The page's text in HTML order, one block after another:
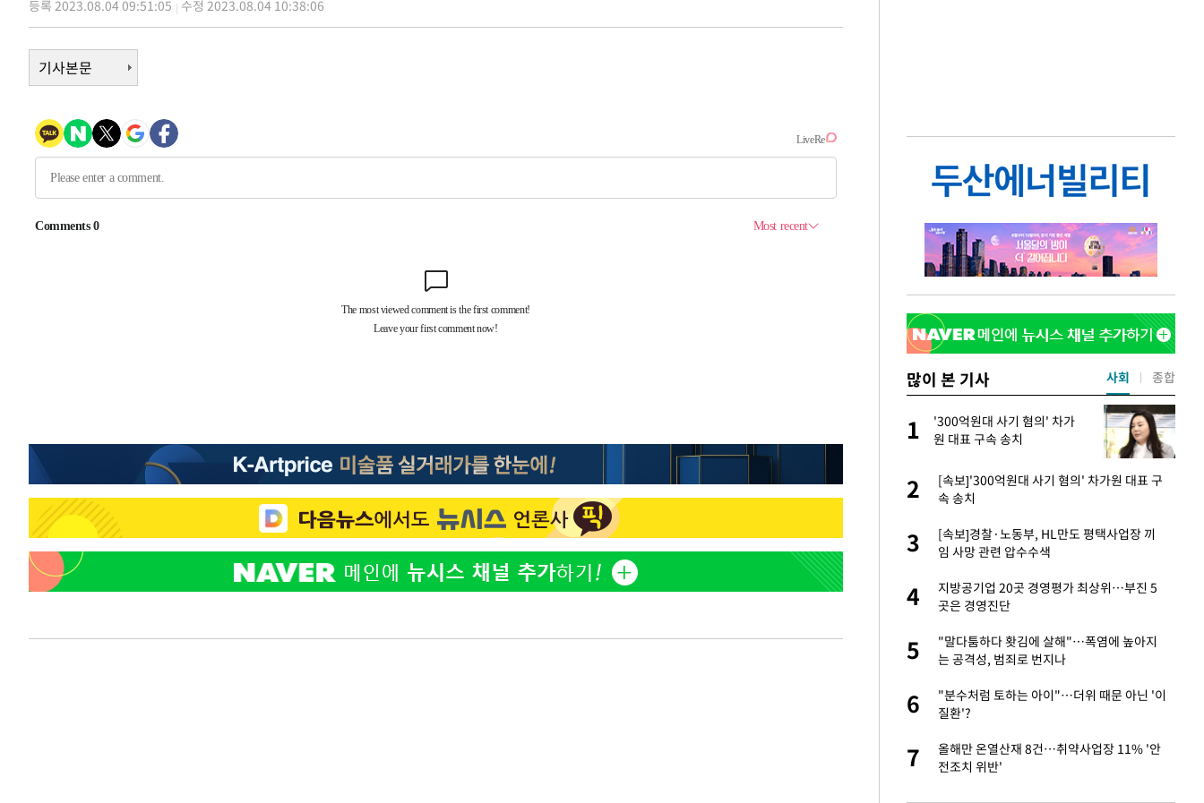
-9800초 전 >[속보]종합특검, '계엄 수용공간 확보' 신용해 前교정본부장 기소
-8673초 전 >외신들도 주목한 韓축구 파문…"국민적 공분에 수사 재개"
-8644초 전 >
11시간 압수수색에 성접대 파문까지…'쑥대밭' 된 축구협회
태 후임
-4024초 전 >[속보]국힘 윤리위, '돌려차기 발언' 진종오·서범수 징계 절차 개시
10분 전 >[속보] 7월 중국 수출 23.9%↑ 수입 27.5%↑…무역총액 25.3%↑
58분 전 >[속보]'채상병 순직 책임' 임성근, 항소심도 징역 3년
-30188초 전 >[속보]이 대통령 "부동산 공급 기존 사고방식 매달리지 말고 과감히
실천"
-29273초 전 >
[속보]이 대통령, '호우피해' 안동·의성 관할 4개 면 특별재난지역
[단독]중수청 지원 검사들, 정원 초과 시 낮은 계급 임용…희망지 못
낮 최고 37도 찜통더위…곳곳 소나기·강원 많은 비[내일날씨]
-12841초 전 >
[속보]코스피, 6200선 약보합…0.60% 내린 6258.77에 마쳐
[속보]원·달러 환율, 7.7원 내린 1416.1원 마감
-12710초 전 >[속보] 노원서 40.1도 관측…서울, 2018년 이후 첫 40도
-9800초 전 >[속보]종합특검, '계엄 수용공간 확보' 신용해 前교정본부장 기소
-8673초 전 >외신들도 주목한 韓축구 파문…"국민적 공분에 수사 재개"
-8644초 전 >
11시간 압수수색에 성접대 파문까지…'쑥대밭' 된 축구협회
등록 2023.08.04 09:51:05 수정 2023.08.04 10:38:06
기사본문
많이 본 기사
2 전현무 "전 연인 집착에 친구들과 연락 끊어"
3
박찬민 딸 박민하, 배우·국가대표 병행하더
니…여유로운 근황 공개
4
SK하이닉스, 주당 375원 분기배당 결정…3
5
외국인 심판 성 접대 7경기 들여다보니…한
1
'300억원대 사기 혐의' 차가
원 대표 구속 송치
2
[속보]'300억원대 사기 혐의' 차가원 대표 구
속 송치
3
[속보]경찰·노동부, HL만도 평택사업장 끼
임 사망 관련 압수수색
4
지방공기업 20곳 경영평가 최상위…부진 5
곳은 경영진단
5
"말다툼하다 홧김에 살해"…폭염에 높아지
는 공격성, 범죄로 번지나
6
"분수처럼 토하는 아이"…더위 때문 아닌 '이
질환'?
7
올해만 온열산재 8건…취약사업장 11% '안
전조치 위반'
사회 종합